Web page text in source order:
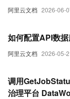
阿里云文档 2026-06-
阿里云文档 2026-05-
如何配置API数
调用
治理平台